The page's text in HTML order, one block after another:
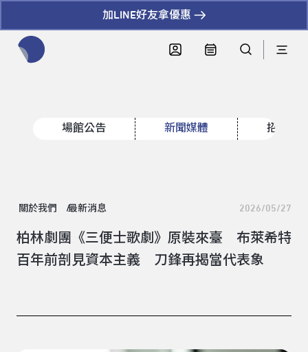
加LINE好友拿優惠
場館公告 新聞媒體 招標資
關於我們 最新消息 2026/05/27
柏林劇團《三便士歌劇》原裝來臺 布萊希特
百年前剖見資本主義 刀鋒再揭當代表象